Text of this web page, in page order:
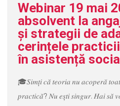
Webinar 19 mai
absolvent la
și strategii de
cerințele
în asistență
🎓𝑆𝑖𝑚𝑡̦𝑖 𝑐𝑎̆ 𝑡𝑒𝑜𝑟𝑖𝑎 𝑛𝑢 𝑎𝑐𝑜𝑝𝑒𝑟𝑎̆
𝑝𝑟𝑎𝑐𝑡𝑖𝑐𝑎̆? 𝑁𝑢 𝑒𝑠̦𝑡𝑖 𝑠𝑖𝑛𝑔𝑢𝑟. 𝐻𝑎𝑖 𝑠𝑎̆